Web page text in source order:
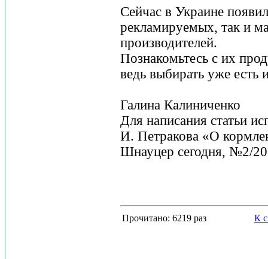
Сейчас в Украине
рекламируемых, так и
производителей.
Познакомьтесь с их
ведь выбирать уже есть
Галина Калиниченко
Для написания статьи
И. Петракова «О
Шнауцер сегодня, №2/
Прочитано: 6219 раз К